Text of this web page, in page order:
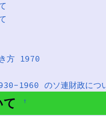
方 1970
1960 のソ連財政につ
て †